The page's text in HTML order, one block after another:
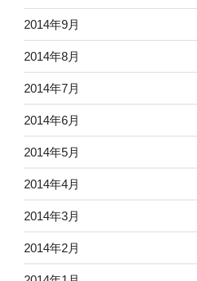
2014年9月
2014年8月
2014年7月
2014年6月
2014年5月
2014年4月
2014年3月
2014年2月